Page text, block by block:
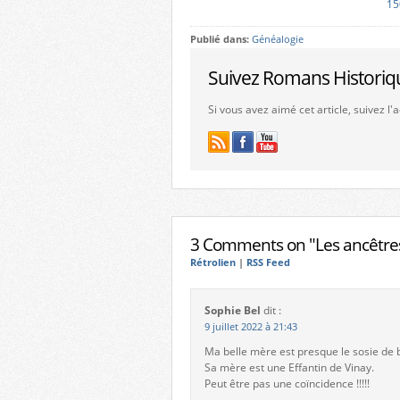
Publié dans: Généalogie
Suivez Romans
Si vous avez aimé cet article, suivez
3 Comments on "Les
Rétrolien | RSS Feed
Sophie Bel dit :
9 juillet 2022 à 21:43
Ma belle mère est presque le sosie
Sa mère est une Effantin de Vinay.
Peut être pas une coïncidence !!!!!